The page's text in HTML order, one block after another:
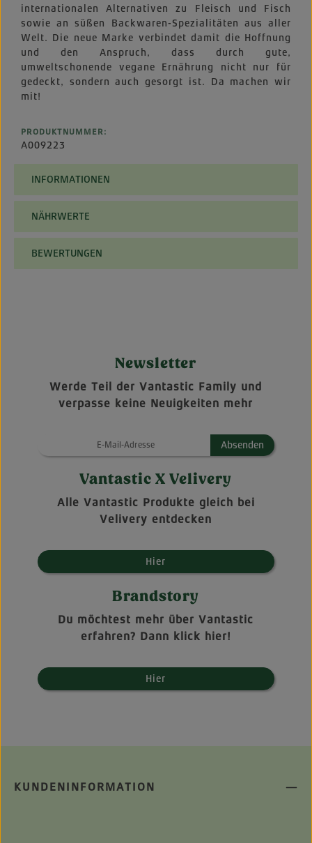
internationalen Alternativen zu Fleisch und Fisch
sowie an süßen Backwaren-Spezialitäten aus aller
Welt. Die neue Marke verbindet damit die Hoffnung
und den Anspruch, dass durch gute,
umweltschonende vegane Ernährung nicht nur für
gedeckt, sondern auch gesorgt ist. Da machen wir
mit!
PRODUKTNUMMER:
A009223
INFORMATIONEN
NÄHRWERTE
BEWERTUNGEN
Newsletter
Werde Teil der Vantastic Family und
verpasse keine Neuigkeiten mehr
Absenden
Vantastic X Velivery
Alle Vantastic Produkte gleich bei
Velivery entdecken
Hier
Brandstory
Du möchtest mehr über Vantastic
erfahren? Dann klick hier!
Hier
KUNDENINFORMATION